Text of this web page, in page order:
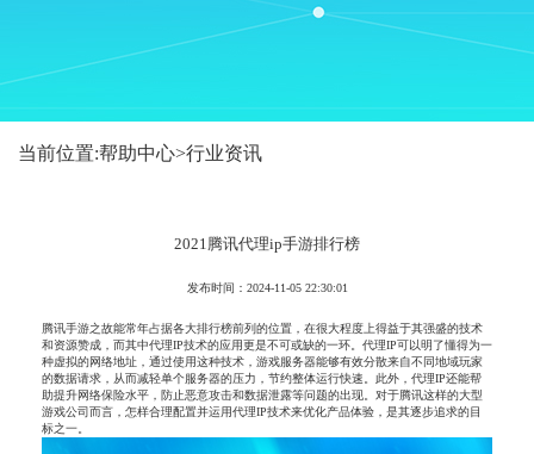
当前位置:帮助中心>行业资讯
2021腾讯代理ip手游排行榜
发布时间：2024-11-05 22:30:01
腾讯手游之故能常年占据各大排行榜前列的位置，在很大程度上得益于其强盛的技术
和资源赞成，而其中代理IP技术的应用更是不可或缺的一环。代理IP可以明了懂得为一
种虚拟的网络地址，通过使用这种技术，游戏服务器能够有效分散来自不同地域玩家
的数据请求，从而减轻单个服务器的压力，节约整体运行快速。此外，代理IP还能帮
助提升网络保险水平，防止恶意攻击和数据泄露等问题的出现。对于腾讯这样的大型
游戏公司而言，怎样合理配置并运用代理IP技术来优化产品体验，是其逐步追求的目
标之一。